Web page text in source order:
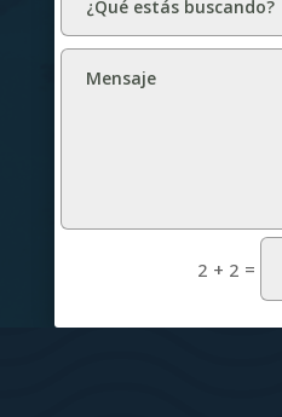
2 + 2 =